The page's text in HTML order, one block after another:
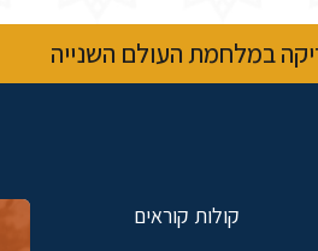
במלחמת העולם השנייה
קולות קוראים